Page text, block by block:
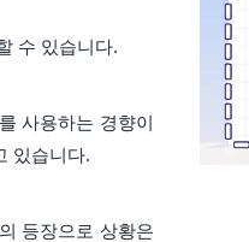
수 있습니다.
사용하는 경향이
있습니다.
의 등장으로 상황은